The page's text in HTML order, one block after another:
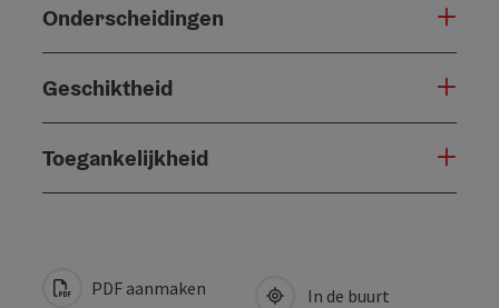
Onderscheidingen
Geschiktheid
Toegankelijkheid
PDF aanmaken In de buurt